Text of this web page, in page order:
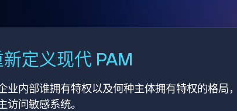
定义现代 PAM
业内部谁拥有特权以及何种主体拥有特权的格局
访问敏感系统。